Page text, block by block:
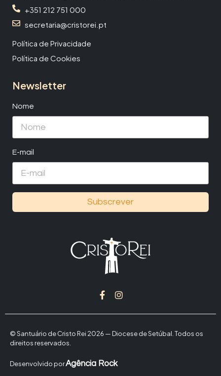
+351 212 751 000
secretaria@cristorei.pt
Política de Privacidade
Política de Cookies
Newsletter
Nome
E-mail
Subscrever
© Santuário de Cristo Rei 2026 — Diocese de Setúbal. Todos os
direitos reservados.
Desenvolvido porAgência Rock